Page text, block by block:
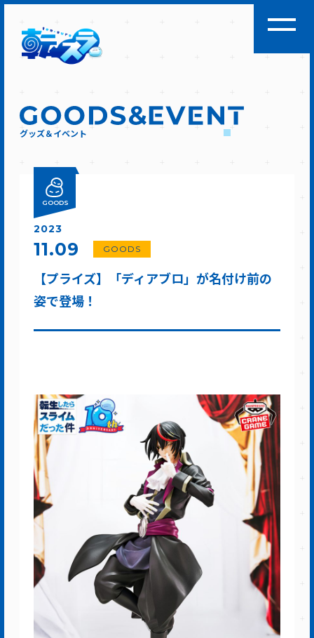
グッズ＆イベント
GOODS
【プライズ】「ディアブロ」が名付け前の
姿で登場！
GOODS
2023
11.09